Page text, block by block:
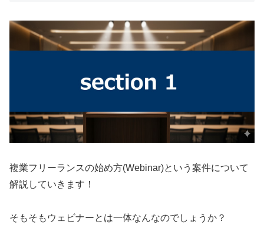
複業フリーランスの始め方(Webinar)という案件について
解説していきます！
そもそもウェビナーとは一体なんなのでしょうか？